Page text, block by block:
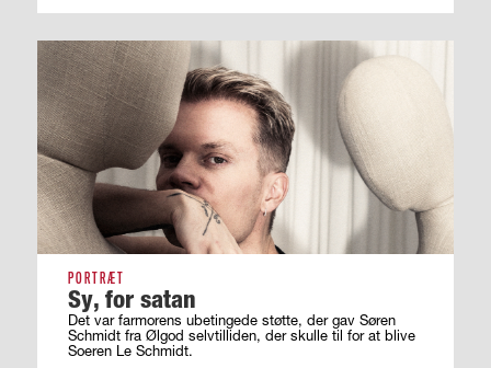
PORTRÆT
Sy, for satan
Det var farmorens ubetingede støtte, der gav Søren
Schmidt fra Ølgod selvtilliden, der skulle til for at blive
Soeren Le Schmidt.